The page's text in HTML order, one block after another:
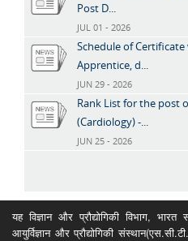
Post D...
JUL 01 - 2026
Schedule of
Apprentice, d...
JUN 29 - 2026
Rank List for the post
(Cardiology) -...
JUN 25 - 2026
यह विज्ञान और प्रौद्योगिकी विभाग,
आयुर्विज्ञान और प्रौद्योगिकी